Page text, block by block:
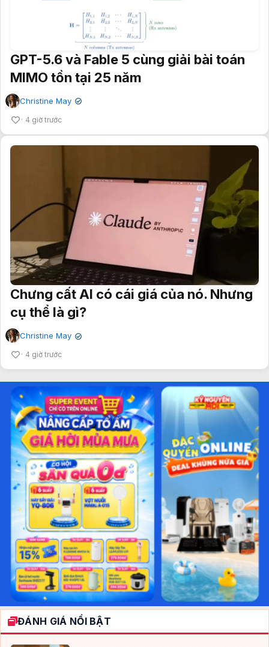
GPT-5.6 và Fable 5 cùng giải bài toán
MIMO tồn tại 25 năm
Christine May ✔
4 giờ trước
Chưng cất AI có cái giá của nó. Nhưng
cụ thể là gì?
Christine May ✔
4 giờ trước
ĐÁNH GIÁ NỔI BẬT